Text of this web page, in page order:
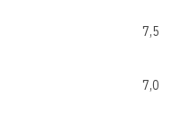
7,0
7,5